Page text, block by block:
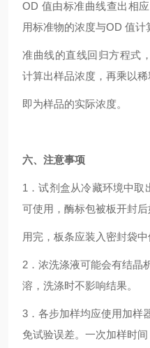
OD 值由标准曲线查出相
用标准物的浓度与OD 值计
准曲线的直线回归方程式
计算出样品浓度，再乘以稀
即为样品的实际浓度。
六、注意事项
1 ．试剂盒从冷藏环境中
可使用，酶标包被板开封后
用完，板条应装入密封袋中
2 ．浓洗涤液可能会有结晶
溶，洗涤时不影响结果。
3 ．各步加样均应使用加样
免试验误差。一次加样时间